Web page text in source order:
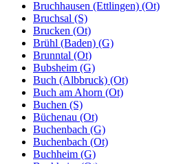
Bruchhausen (Ettlingen) (Ot)
Bruchsal (S)
Brucken (Ot)
Brühl (Baden) (G)
Brunntal (Ot)
Bubsheim (G)
Buch (Albbruck) (Ot)
Buch am Ahorn (Ot)
Buchen (S)
Büchenau (Ot)
Buchenbach (G)
Buchenbach (Ot)
Buchheim (G)